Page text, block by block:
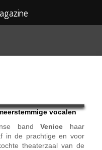
vocalen
band Venice haar
in de prachtige en voor
theaterzaal van de